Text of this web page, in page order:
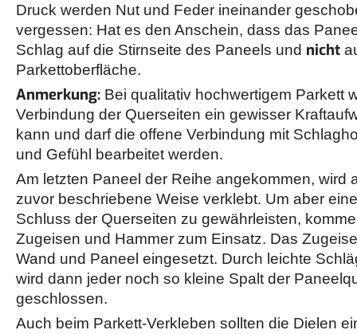
Druck werden Nut und Feder ineinander
vergessen: Hat es den Anschein, dass das
Schlag auf die Stirnseite des Paneels und nicht
Parkettoberfläche.
Anmerkung: Bei qualitativ hochwertigem Parkett
Verbindung der Querseiten ein gewisser
kann und darf die offene Verbindung mit
und Gefühl bearbeitet werden.
Am letzten Paneel der Reihe angekommen, wird
zuvor beschriebene Weise verklebt. Um aber
Schluss der Querseiten zu gewährleisten,
Zugeisen und Hammer zum Einsatz. Das
Wand und Paneel eingesetzt. Durch leichte
wird dann jeder noch so kleine Spalt der
geschlossen.
Auch beim Parkett-Verkleben sollten die Dielen